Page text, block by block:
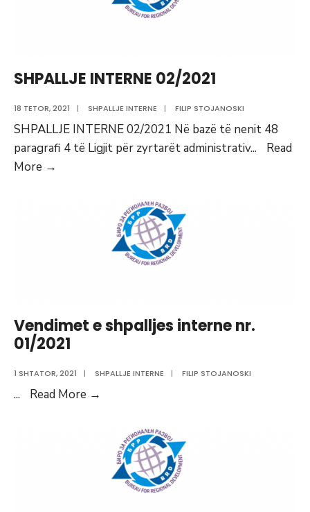
02/2021
SHPALLJE INTERNE 02/2021
18 TETOR, 2021 | SHPALLJE INTERNE | FILIP STOJANOSKI
SHPALLJE INTERNE 02/2021 Në bazë të nenit 48
paragrafi 4 të Ligjit për zyrtarët administrativ...
Read
More →
Vendimet e shpalljes interne nr.
01/2021
1 SHTATOR, 2021 | SHPALLJE INTERNE | FILIP STOJANOSKI
... Read More →
shpalljes
interne
01/2021